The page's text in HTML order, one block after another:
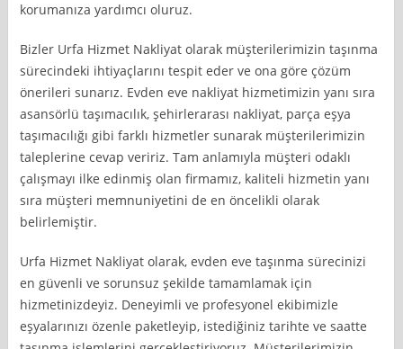
korumanıza yardımcı oluruz.
Bizler Urfa Hizmet Nakliyat olarak müşterilerimizin taşınma
sürecindeki ihtiyaçlarını tespit eder ve ona göre çözüm
önerileri sunarız. Evden eve nakliyat hizmetimizin yanı sıra
asansörlü taşımacılık, şehirlerarası nakliyat, parça eşya
taşımacılığı gibi farklı hizmetler sunarak müşterilerimizin
taleplerine cevap veririz. Tam anlamıyla müşteri odaklı
çalışmayı ilke edinmiş olan firmamız, kaliteli hizmetin yanı
sıra müşteri memnuniyetini de en öncelikli olarak
belirlemiştir.
Urfa Hizmet Nakliyat olarak, evden eve taşınma sürecinizi
en güvenli ve sorunsuz şekilde tamamlamak için
hizmetinizdeyiz. Deneyimli ve profesyonel ekibimizle
eşyalarınızı özenle paketleyip, istediğiniz tarihte ve saatte